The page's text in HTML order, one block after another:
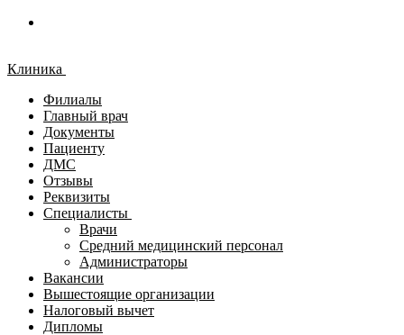
Клиника
Филиалы
Главный врач
Документы
Пациенту
ДМС
Отзывы
Реквизиты
Специалисты
Врачи
Средний медицинский персонал
Администраторы
Вакансии
Вышестоящие организации
Налоговый вычет
Дипломы